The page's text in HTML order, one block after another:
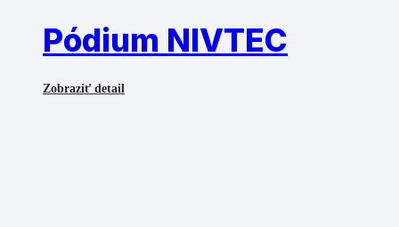
Pódium NIVTEC
Zobraziť detail